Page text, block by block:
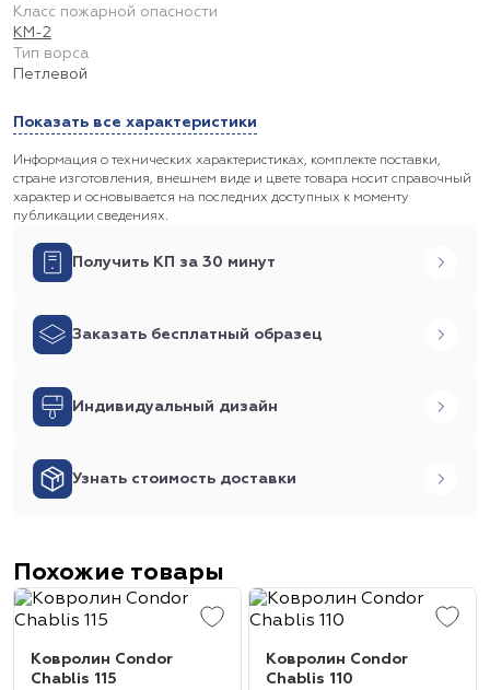
Класс пожарной опасности
КМ-2
Тип ворса
Петлевой
Показать все характеристики
Информация о технических характеристиках, комплекте поставки,
стране изготовления, внешнем виде и цвете товара носит справочный
характер и основывается на последних доступных к моменту
публикации сведениях.
Получить КП за 30 минут
Заказать бесплатный образец
Индивидуальный дизайн
Узнать стоимость доставки
Похожие товары
Ковролин Condor
Chablis 115
Ковролин Condor
Chablis 110